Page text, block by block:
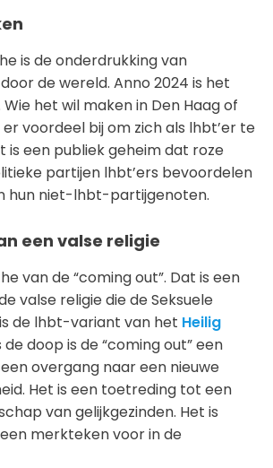
is de onderdrukking van
de wereld. Anno 2024 is het
het wil maken in Den Haag of
voordeel bij om zich als lhbt’er te
is een publiek geheim dat roze
partijen lhbt’ers bevoordelen
hun niet-lhbt-partijgenoten.
een valse religie
van de “coming out”. Dat is een
valse religie die de Seksuele
de lhbt-variant van het Heilig
de doop is de “coming out” een
overgang naar een nieuwe
Het is een toetreding tot een
van gelijkgezinden. Het is
merkteken voor in de